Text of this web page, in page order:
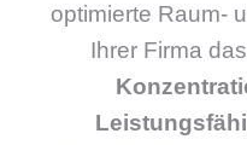
optimierte Raum-
Ihrer Firma das